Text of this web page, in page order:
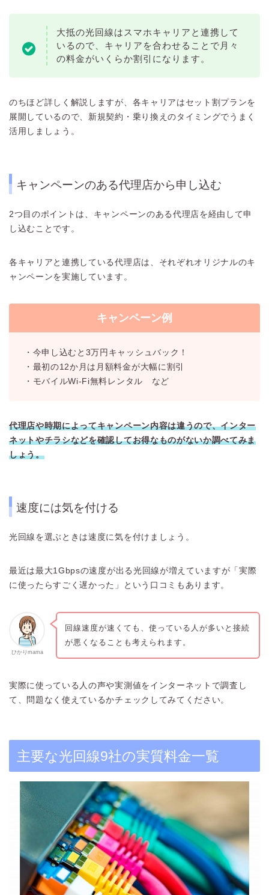
大抵の光回線はスマホキャリアと連携して
いるので、キャリアを合わせることで月々
の料金がいくらか割引になります。
のちほど詳しく解説しますが、各キャリアはセット割プランを
展開しているので、新規契約・乗り換えのタイミングでうまく
活用しましょう。
キャンペーンのある代理店から申し込む
2つ目のポイントは、キャンペーンのある代理店を経由して申
し込むことです。
各キャリアと連携している代理店は、それぞれオリジナルのキ
ャンペーンを実施しています。
キャンペーン例
・ 今申し込むと3万円キャッシュバック！
・最初の12か月は月額料金が大幅に割引
・モバイルWi-Fi無料レンタル など
代理店や時期によってキャンペーン内容は違うので、インター
ネットやチラシなどを確認してお得なものがないか調べてみま
しょう。
速度には気を付ける
光回線を選ぶときは速度に気を付けましょう。
最近は最大1Gbpsの速度が出る光回線が増えていますが「実際
に使ったらすごく遅かった」という口コミもあります。
ひかりmama
回線速度が速くても、使っている人が多いと接続
が悪くなることも考えられます。
実際に使っている人の声や実測値をインターネットで調査し
て、問題なく使えているかチェックしてみてください。
主要な光回線9社の実質料金一覧